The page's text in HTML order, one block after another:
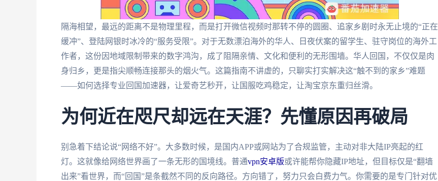
隔海相望，最远的距离不是物理里程，而是打开微信视频时那转不停的圆圈、追家乡剧时永无止境的“正在
缓冲”、登陆网银时冰冷的“服务受限”。对于无数漂泊海外的华人、日夜伏案的留学生、驻守岗位的海外工
作者，这份因地域限制带来的数字鸿沟，成了阻隔亲情、文化和便利的无形围墙。华人回国，不仅仅是肉
身归乡，更是指尖顺畅连接那头的烟火气。这篇指南不讲虚的，只聊实打实解决这“触不到的家乡”难题
——如何选择专业回国加速器，让爱奇艺秒开，让国服吃鸡稳定，让淘宝京东重归丝滑。
为何近在咫尺却远在天涯？先懂原因再破局
别急着下结论说“网络不好”。大多数时候，是国内APP或网站为了合规监管，主动对非大陆IP亮起的红
灯。这就像给网络世界画了一条无形的国境线。普通vpn安卓版或许能帮你隐藏IP地址，但目标仅是“翻墙
出来”看世界，而“回国”是条截然不同的反向路径。方向错了，努力只会白费力气。你需要的是专门针对优